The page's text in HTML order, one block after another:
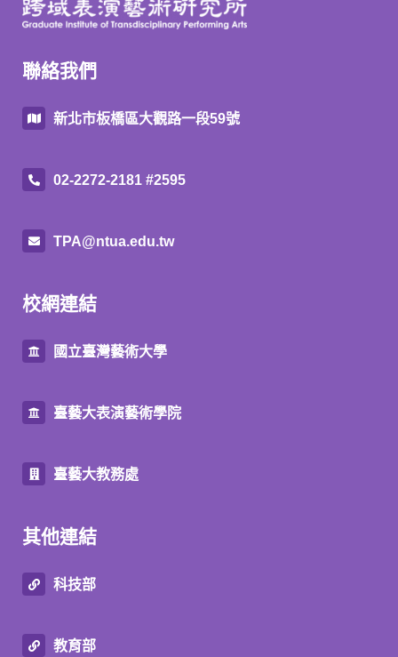
聯絡我們
新北市板橋區大觀路一段59號
02-2272-2181 #2595
TPA@ntua.edu.tw
校網連結
國立臺灣藝術大學
臺藝大表演藝術學院
臺藝大教務處
其他連結
科技部
教育部